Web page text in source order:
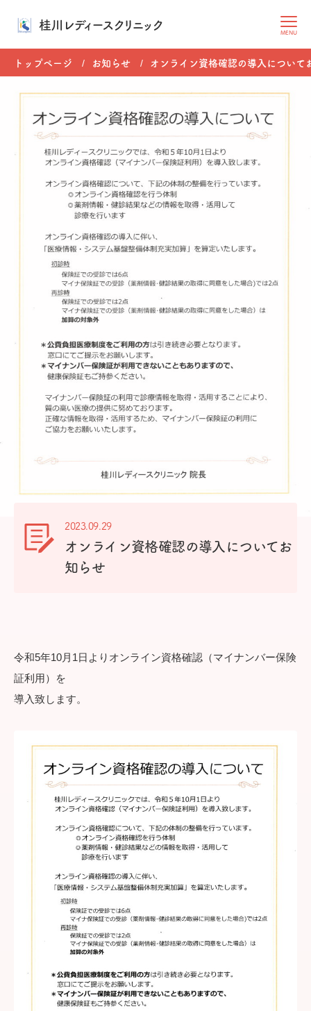
桂川レディースクリニック MENU
トップページ お知らせ オンライン資格確認の導入について
2023.09.29
オンライン資格確認の導入についてお
知らせ
令和5年10月1日よりオンライン資格確認（マイナンバー保険
証利用）を
導入致します。